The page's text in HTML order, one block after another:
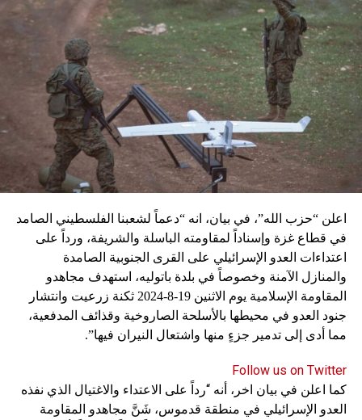
اعلن “حزب الله”، في بيان، انه “دعماً لشعبنا الفلسطيني الصامد
في قطاع غزة وإسناداً لمقاومته الباسلة ‌‏‌‏‌والشريفة، ورداً على
اعتداءات العدو الإسرائيلي على القرى الجنوبية الصامدة
والمنازل الآمنة وخصوصاً في بلدة باتوليه، استهدف مجاهدو
المقاومة الإسلامية يوم الاثنين 19-8-2024 ثكنة زرعيت وانتشار
جنود العدو في محيطها بالأسلحة الصاروخية وقذائف المدفعية،
مما أدى إلى تدمير جزءٍ منها واشتعال النيران فيها”.
Follow us on Twitter
كما اعلن في بيان اخر، أنه “رداً على الاعتداء والاغتيال الذي نفذه
العدو الإسرائيلي في منطقة قدموس، شَنَّ مجاهدو المقاومة